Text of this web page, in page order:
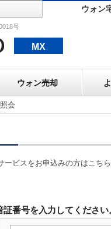
ウォン
号
MX
ウォン売却
ウ
会
ビスをお申込みの方はこち
番号を入力してください